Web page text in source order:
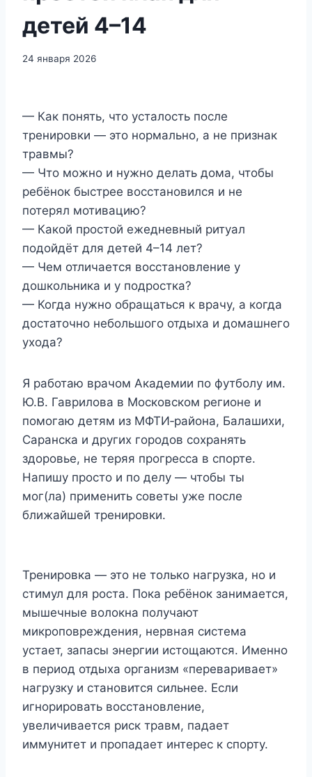
детей 4–14
24 января 2026
— Как понять, что усталость после
тренировки — это нормально, а не признак
травмы?
— Что можно и нужно делать дома, чтобы
ребёнок быстрее восстановился и не
потерял мотивацию?
— Какой простой ежедневный ритуал
подойдёт для детей 4–14 лет?
— Чем отличается восстановление у
дошкольника и у подростка?
— Когда нужно обращаться к врачу, а когда
достаточно небольшого отдыха и домашнего
ухода?
Я работаю врачом Академии по футболу им.
Ю.В. Гаврилова в Московском регионе и
помогаю детям из МФТИ‑района, Балашихи,
Саранска и других городов сохранять
здоровье, не теряя прогресса в спорте.
Напишу просто и по делу — чтобы ты
мог(ла) применить советы уже после
ближайшей тренировки.
Тренировка — это не только нагрузка, но и
стимул для роста. Пока ребёнок занимается,
мышечные волокна получают
микроповреждения, нервная система
устает, запасы энергии истощаются. Именно
в период отдыха организм «переваривает»
нагрузку и становится сильнее. Если
игнорировать восстановление,
увеличивается риск травм, падает
иммунитет и пропадает интерес к спорту.